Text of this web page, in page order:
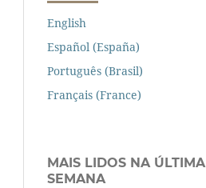
English
Español (España)
Português (Brasil)
Français (France)
MAIS LIDOS NA ÚLTIMA
SEMANA